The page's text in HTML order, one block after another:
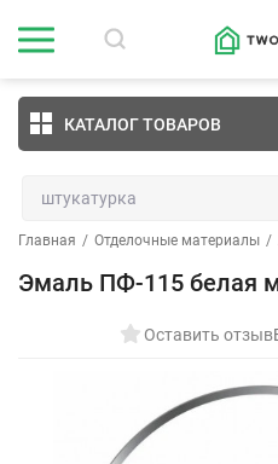
КАТАЛОГ ТОВАРОВ
Главная / Отделочные материалы /
Эмаль ПФ-115 белая
Оставить отзыв